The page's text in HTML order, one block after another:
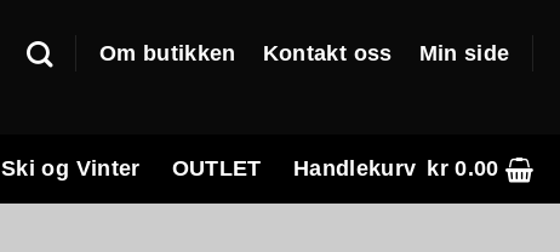
Om butikken Kontakt oss Min side
Ski og Vinter OUTLET Handlekurv kr0.00